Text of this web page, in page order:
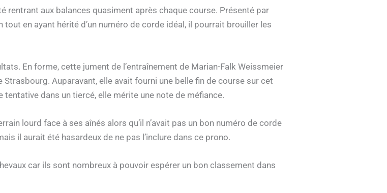
rentrant aux balances quasiment après chaque course. Présenté par
tout en ayant hérité d’un numéro de corde idéal, il pourrait brouiller les
En forme, cette jument de l’entraînement de Marian-Falk Weissmeier
Auparavant, elle avait fourni une belle fin de course sur cet
dans un tiercé, elle mérite une note de méfiance.
lourd face à ses aînés alors qu’il n’avait pas un bon numéro de corde
il aurait été hasardeux de ne pas l’inclure dans ce prono.
car ils sont nombreux à pouvoir espérer un bon classement dans